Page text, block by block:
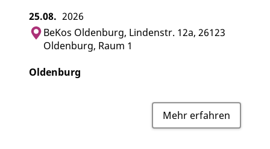
25.08. 2026
Oldenburg
BeKos Oldenburg, Lindenstr. 12a, 26123
Oldenburg, Raum 1
Mehr erfahren